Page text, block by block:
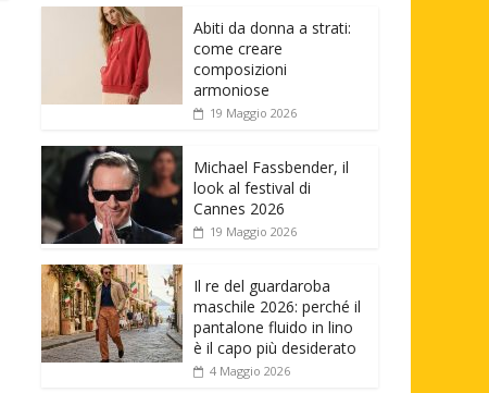
Abiti da donna a strati:
come creare
composizioni
armoniose
19 Maggio 2026
Michael Fassbender, il
look al festival di
Cannes 2026
19 Maggio 2026
Il re del guardaroba
maschile 2026: perché il
pantalone fluido in lino
è il capo più desiderato
4 Maggio 2026